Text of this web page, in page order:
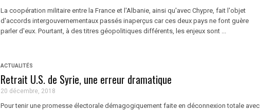
La coopération militaire entre la France et l'Albanie, ainsi qu'avec Chypre, fait l'objet
d'accords intergouvernementaux passés inaperçus car ces deux pays ne font guère
parler d'eux. Pourtant, à des titres géopolitiques différents, les enjeux sont ...
ACTUALITÉS
Retrait U.S. de Syrie, une erreur dramatique
20 décembre, 2018
Pour tenir une promesse électorale démagogiquement faite en déconnexion totale avec